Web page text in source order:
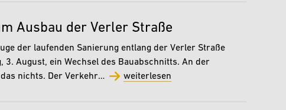
Ausbau der Verler Straße
der laufenden Sanierung entlang der Verler Straße
3. August, ein Wechsel des Bauabschnitts. An der
nichts. Der Verkehr…
weiterlesen